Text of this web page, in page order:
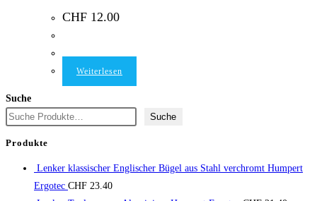
CHF 12.00
Weiterlesen
Suche
Suche
Produkte
Lenker klassischer Englischer Bügel aus Stahl verchromt Humpert
Ergotec CHF 23.40